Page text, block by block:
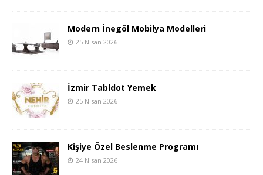
Modern İnegöl Mobilya Modelleri
25 Nisan 2026
İzmir Tabldot Yemek
25 Nisan 2026
Kişiye Özel Beslenme Programı
24 Nisan 2026